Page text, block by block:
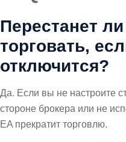
Перестанет
торговать,
отключится?
Да. Если вы не настроите
стороне брокера или не
EA прекратит торговлю.